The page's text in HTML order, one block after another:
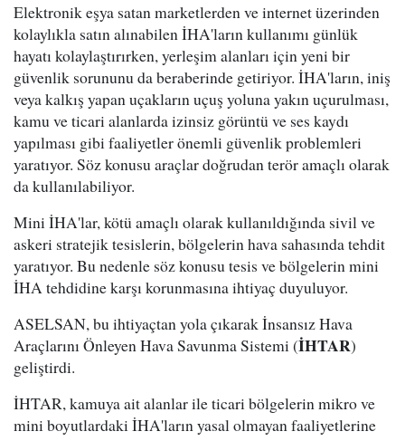
Elektronik eşya satan marketlerden ve internet üzerinden
kolaylıkla satın alınabilen İHA'ların kullanımı günlük
hayatı kolaylaştırırken, yerleşim alanları için yeni bir
güvenlik sorununu da beraberinde getiriyor. İHA'ların, iniş
veya kalkış yapan uçakların uçuş yoluna yakın uçurulması,
kamu ve ticari alanlarda izinsiz görüntü ve ses kaydı
yapılması gibi faaliyetler önemli güvenlik problemleri
yaratıyor. Söz konusu araçlar doğrudan terör amaçlı olarak
da kullanılabiliyor.
Mini İHA'lar, kötü amaçlı olarak kullanıldığında sivil ve
askeri stratejik tesislerin, bölgelerin hava sahasında tehdit
yaratıyor. Bu nedenle söz konusu tesis ve bölgelerin mini
İHA tehdidine karşı korunmasına ihtiyaç duyuluyor.
ASELSAN, bu ihtiyaçtan yola çıkarak İnsansız Hava
Araçlarını Önleyen Hava Savunma Sistemi (İHTAR)
geliştirdi.
İHTAR, kamuya ait alanlar ile ticari bölgelerin mikro ve
mini boyutlardaki İHA'ların yasal olmayan faaliyetlerine